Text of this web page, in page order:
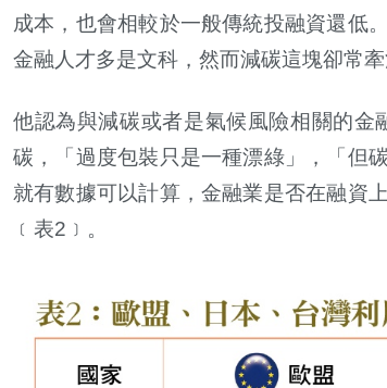
成本，也會相較於一般傳統投融資還低
金融人才多是文科，然而減碳這塊卻常
他認為與減碳或者是氣候風險相關的
碳，「過度包裝只是一種漂綠」，「但
就有數據可以計算，金融業是否在融資
﹝表2﹞。